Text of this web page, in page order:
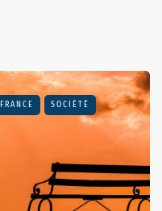
FRANCE SOCIÉTÉ